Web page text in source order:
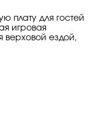
плату для гостей
игровая
верховой ездой,